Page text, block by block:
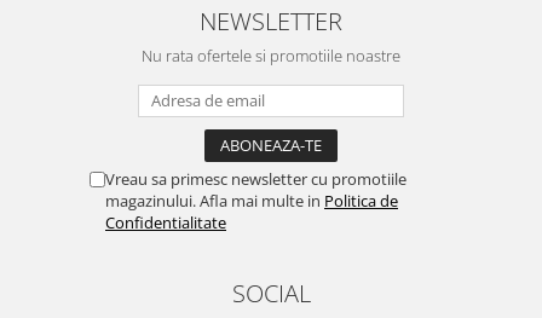
NEWSLETTER
Nu rata ofertele si promotiile noastre
Vreau sa primesc newsletter cu promotiile
magazinului. Afla mai multe in Politica de
Confidentialitate
SOCIAL